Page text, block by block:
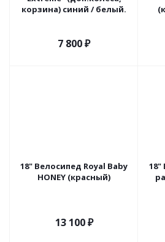
корзина) синий / белый.
7 800₽
18" Велосипед Royal Baby
HONEY (красный)
13 100₽
18"